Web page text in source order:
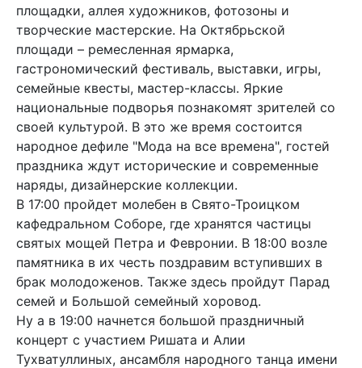
площадки, аллея художников, фотозоны и
творческие мастерские. На Октябрьской
площади – ремесленная ярмарка,
гастрономический фестиваль, выставки, игры,
семейные квесты, мастер-классы. Яркие
национальные подворья познакомят зрителей со
своей культурой. В это же время состоится
народное дефиле "Мода на все времена", гостей
праздника ждут исторические и современные
наряды, дизайнерские коллекции.
В 17:00 пройдет молебен в Свято-Троицком
кафедральном Соборе, где хранятся частицы
святых мощей Петра и Февронии. В 18:00 возле
памятника в их честь поздравим вступивших в
брак молодоженов. Также здесь пройдут Парад
семей и Большой семейный хоровод.
Ну а в 19:00 начнется большой праздничный
концерт с участием Ришата и Алии
Тухватуллиных, ансамбля народного танца имени